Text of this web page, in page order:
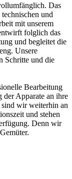
Das
und
mit unserem
folglich das
und begleitet die
Unsere
Schritte und die
Bearbeitung
der Apparate an ihre
wir weiterhin an
und stehen
Denn wir